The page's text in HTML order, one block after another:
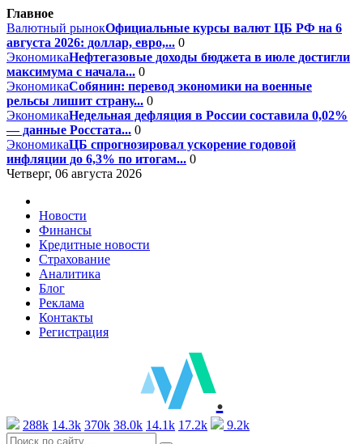
Главное
Валютный рынокОфициальные курсы валют ЦБ РФ на 6
августа 2026: доллар, евро,... 0
ЭкономикаНефтегазовые доходы бюджета в июле достигли
максимума с начала... 0
ЭкономикаСобянин: перевод экономики на военные
рельсы лишит страну... 0
ЭкономикаНедельная дефляция в России составила 0,02%
— данные Росстата... 0
ЭкономикаЦБ спрогнозировал ускорение годовой
инфляции до 6,3% по итогам... 0
Четверг, 06 августа 2026
Новости
Финансы
Кредитные новости
Страхование
Аналитика
Блог
Реклама
Контакты
Регистрация
.
288k 14.3k 370k 38.0k 14.1k 17.2k 9.2k